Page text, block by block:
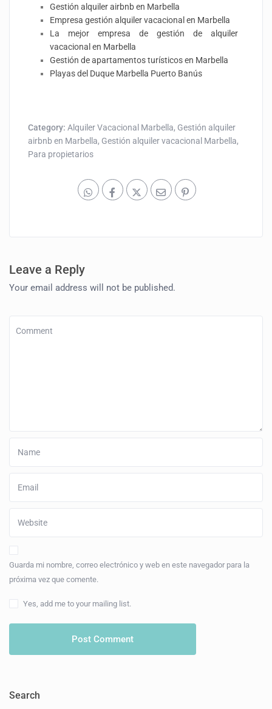
Gestión alquiler airbnb en Marbella
Empresa gestión alquiler vacacional en Marbella
La mejor empresa de gestión de alquiler
vacacional en Marbella
Gestión de apartamentos turísticos en Marbella
Playas del Duque Marbella Puerto Banús
Category:Alquiler Vacacional Marbella, Gestión alquiler
airbnb en Marbella, Gestión alquiler vacacional Marbella,
Para propietarios
Leave a Reply
Your email address will not be published.
Guarda mi nombre, correo electrónico y web en este navegador para la
próxima vez que comente.
Yes, add me to your mailing list.
Search